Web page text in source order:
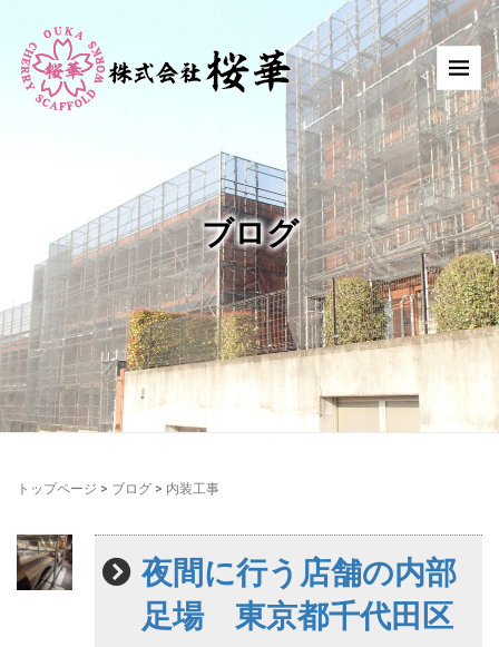
ブログ
トップページ > ブログ > 内装工事
夜間に行う店舗の内部
足場 東京都千代田区